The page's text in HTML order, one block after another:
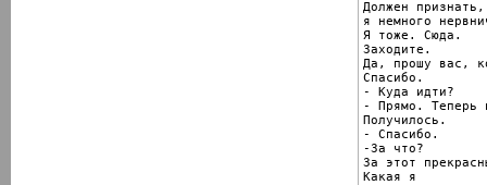
Должен признать,
я немного
Я тоже. Сюда.
Заходите.
Да, прошу вас,
Спасибо.
- Куда идти?
- Прямо. Теперь
Получилось.
- Спасибо.
-За что?
За этот
Какая я